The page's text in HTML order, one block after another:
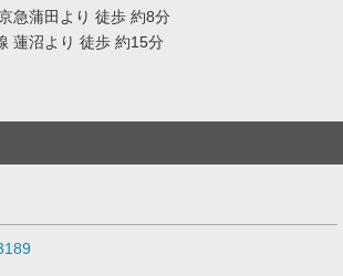
急蒲田より 徒歩 約8分
蓮沼より 徒歩 約15分